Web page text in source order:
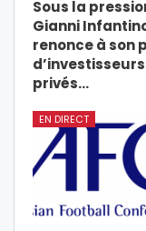
Sous la
Gianni
renonce à son
d’investisseurs
privés…
EN DIRECT